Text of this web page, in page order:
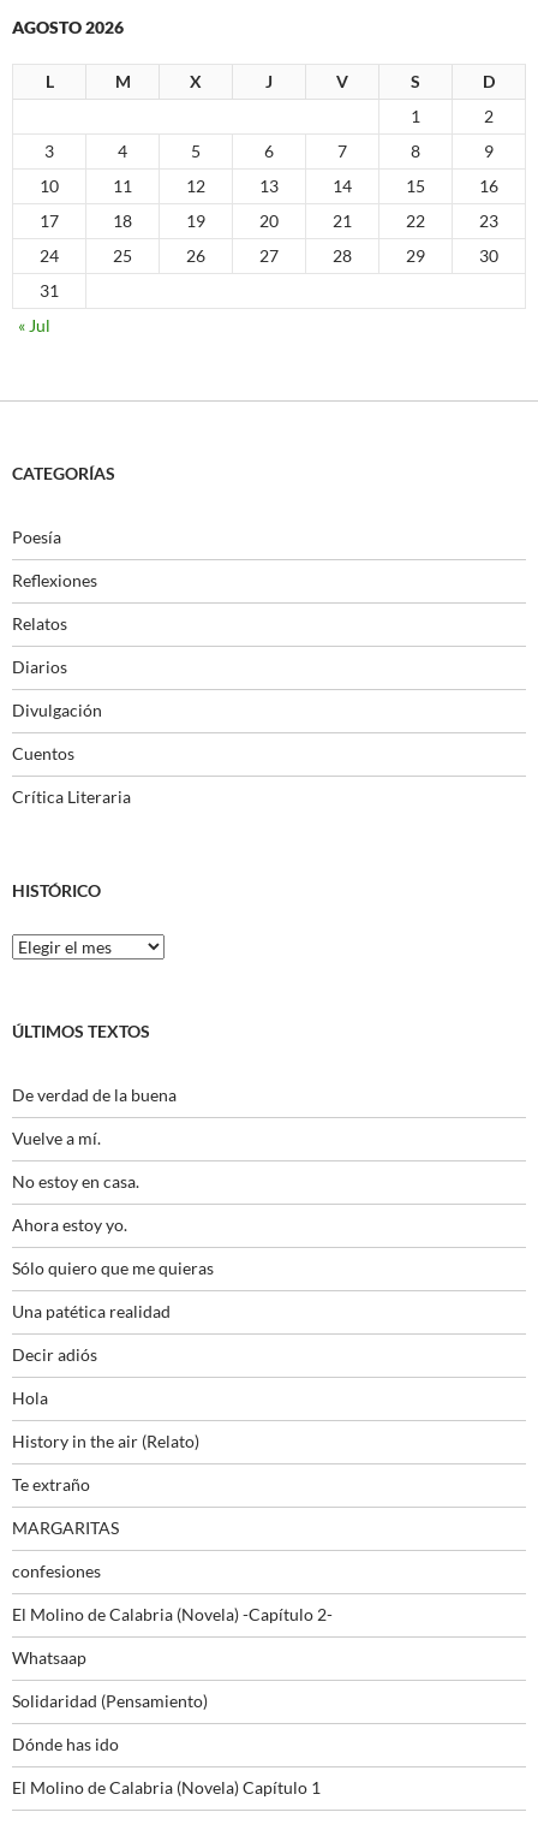
AGOSTO 2026
L M X J V S
D
1
2
3
4 5 6 7 8
9
10
11 12 13 14 15
16
17
18 19 20 21 22
23
24
25 26 27 28 29
30
31
« Jul
CATEGORÍAS
Poesía
Reflexiones
Relatos
Diarios
Divulgación
Cuentos
Crítica Literaria
HISTÓRICO
Histórico
ÚLTIMOS TEXTOS
De verdad de la buena
Vuelve a mí.
No estoy en casa.
Ahora estoy yo.
Sólo quiero que me quieras
Una patética realidad
Decir adiós
Hola
History in the air (Relato)
Te extraño
MARGARITAS
confesiones
El Molino de Calabria (Novela) -Capítulo 2-
Whatsaap
Solidaridad (Pensamiento)
Dónde has ido
El Molino de Calabria (Novela) Capítulo 1